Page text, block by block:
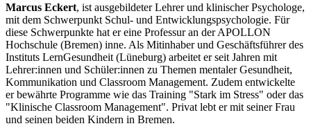
Marcus Eckert, ist ausgebildeter Lehrer und klinischer Psychologe,
mit dem Schwerpunkt Schul- und Entwicklungspsychologie. Für
diese Schwerpunkte hat er eine Professur an der APOLLON
Hochschule (Bremen) inne. Als Mitinhaber und Geschäftsführer des
Instituts LernGesundheit (Lüneburg) arbeitet er seit Jahren mit
Lehrer:innen und Schüler:innen zu Themen mentaler Gesundheit,
Kommunikation und Classroom Management. Zudem entwickelte
er bewährte Programme wie das Training "Stark im Stress" oder das
"Klinische Classroom Management". Privat lebt er mit seiner Frau
und seinen beiden Kindern in Bremen.